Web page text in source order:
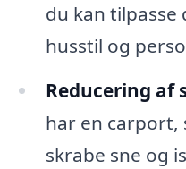
du kan
husstil og
Reducering af
har en carport,
skrabe sne og